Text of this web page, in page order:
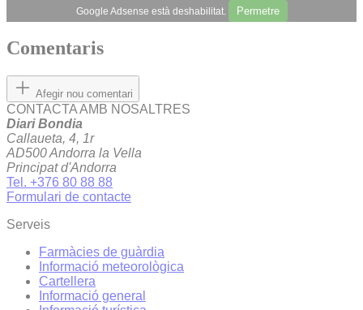
Google Adsense està deshabilitat. Permetre
Comentaris
Afegir nou comentari
CONTACTA AMB NOSALTRES
Diari Bondia
Callaueta, 4, 1r
AD500 Andorra la Vella
Principat d'Andorra
Tel. +376 80 88 88
Formulari de contacte
Serveis
Farmàcies de guàrdia
Informació meteorològica
Cartellera
Informació general